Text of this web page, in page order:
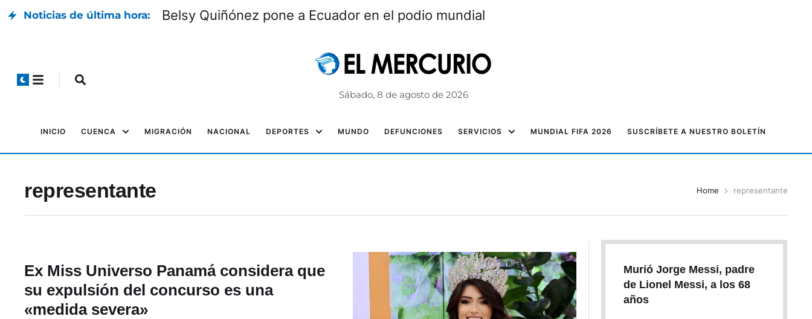
Noticias de última hora: Belsy Quiñónez pone a Ecuador en el podio mundial
Sábado, 8 de agosto de 2026
INICIO CUENCA MIGRACIÓN NACIONAL DEPORTES MUNDO DEFUNCIONES SERVICIOS MUNDIAL FIFA 2026 SUSCRÍBETE A NUESTRO BOLETÍN
representante Home representante
Ex Miss Universo Panamá considera que
su expulsión del concurso es una
«medida severa»
Murió Jorge Messi, padre
de Lionel Messi, a los 68
años